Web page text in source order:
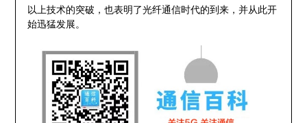
以上技术的突破，也表明了光纤通信时代的到来，并从此开
始迅猛发展。